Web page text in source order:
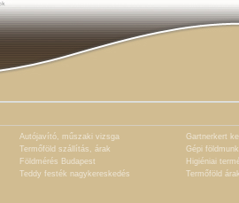
Autójavító, műszaki vizsga
Gartnerkert
Termőföld szállítás, árak
Gépi
Földmérés Budapest
Higiéniai
Teddy festék nagykereskedés Termőföld